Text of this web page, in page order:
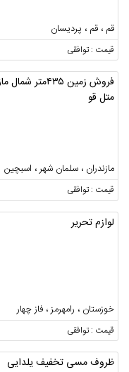
قم ، قم ، پردیسان
قیمت : توافقی
فروش زمین ۴۳۵متر
متل قو
مازندران ، سلمان شهر ، اسبچین
قیمت : توافقی
لوازم تحریر
خوزستان ، رامهرمز ، فاز چهار
قیمت : توافقی
ظروف مسی تخفیف یلدایی